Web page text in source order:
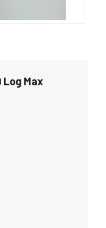
Log Max